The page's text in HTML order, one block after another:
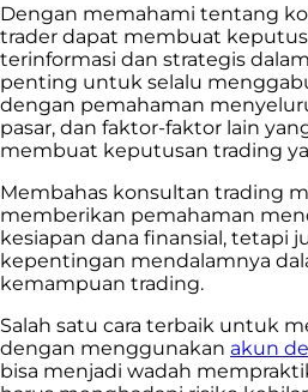
Dengan memahami tentang
trader dapat membuat
terinformasi dan strategis
penting untuk selalu
dengan pemahaman
pasar, dan faktor-faktor lain
membuat keputusan trading
Membahas konsultan trading
memberikan pemahaman
kesiapan dana finansial, tetapi
kepentingan mendalamnya
kemampuan trading.
Salah satu cara terbaik untuk
dengan menggunakan akun
bisa menjadi wadah